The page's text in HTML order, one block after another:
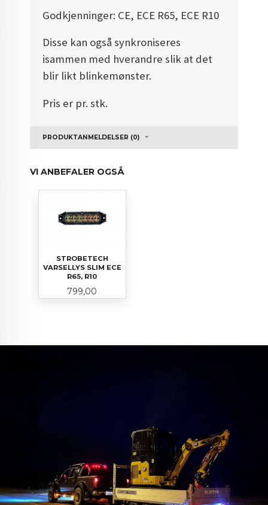
Godkjenninger: CE, ECE R65, ECE R10
Disse kan også synkroniseres
isammen med hverandre slik at det
blir likt blinkemønster.
Pris er pr. stk.
PRODUKTANMELDELSER (0)
VI ANBEFALER OGSÅ
STROBETECH
VARSELLYS SLIM ECE
R65, R10
Pris
799,00